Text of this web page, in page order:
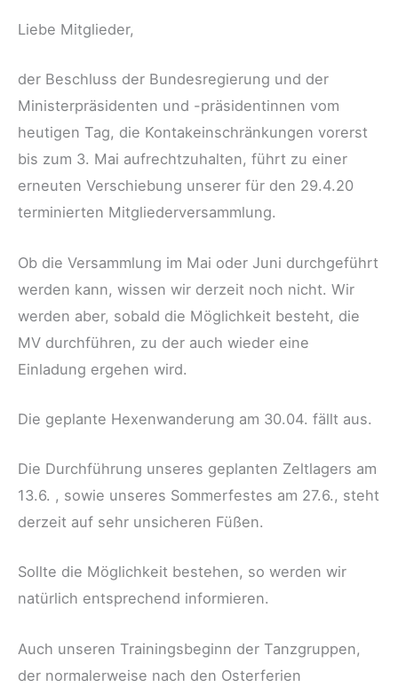
Liebe Mitglieder,
der Beschluss der Bundesregierung und der
Ministerpräsidenten und -präsidentinnen vom
heutigen Tag, die Kontakeinschränkungen vorerst
bis zum 3. Mai aufrechtzuhalten, führt zu einer
erneuten Verschiebung unserer für den 29.4.20
terminierten Mitgliederversammlung.
Ob die Versammlung im Mai oder Juni durchgeführt
werden kann, wissen wir derzeit noch nicht. Wir
werden aber, sobald die Möglichkeit besteht, die
MV durchführen, zu der auch wieder eine
Einladung ergehen wird.
Die geplante Hexenwanderung am 30.04. fällt aus.
Die Durchführung unseres geplanten Zeltlagers am
13.6. , sowie unseres Sommerfestes am 27.6., steht
derzeit auf sehr unsicheren Füßen.
Sollte die Möglichkeit bestehen, so werden wir
natürlich entsprechend informieren.
Auch unseren Trainingsbeginn der Tanzgruppen,
der normalerweise nach den Osterferien